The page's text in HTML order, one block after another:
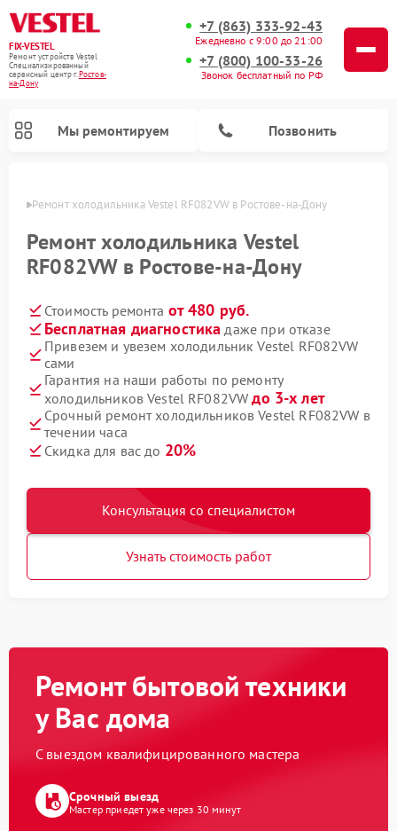
FIX-VESTEL
Ремонт устройств Vestel
Специализированный
cервисный центр г.Ростов-
на-Дону
+7 (863) 333-92-43
Ежедневно с 9:00 до 21:00
+7 (800) 100-33-26
Звонок бесплатный по РФ
Мы ремонтируем Позвонить
Ремонт холодильника Vestel RF082VW в Ростове-на-Дону
Ремонт холодильника Vestel
RF082VW в Ростове-на-Дону
Стоимость ремонта от 480 руб.
Бесплатная диагностика даже при отказе
Привезем и увезем холодильник Vestel RF082VW
сами
Гарантия на наши работы по ремонту
холодильников Vestel RF082VWдо 3-х лет
Срочный ремонт холодильников Vestel RF082VW в
течении часа
Скидка для вас до 20%
Консультация со специалистом
Узнать стоимость работ
Ремонт бытовой техники
у Вас дома
С выездом квалифицированного мастера
Срочный выезд
Мастер приедет уже через 30 минут